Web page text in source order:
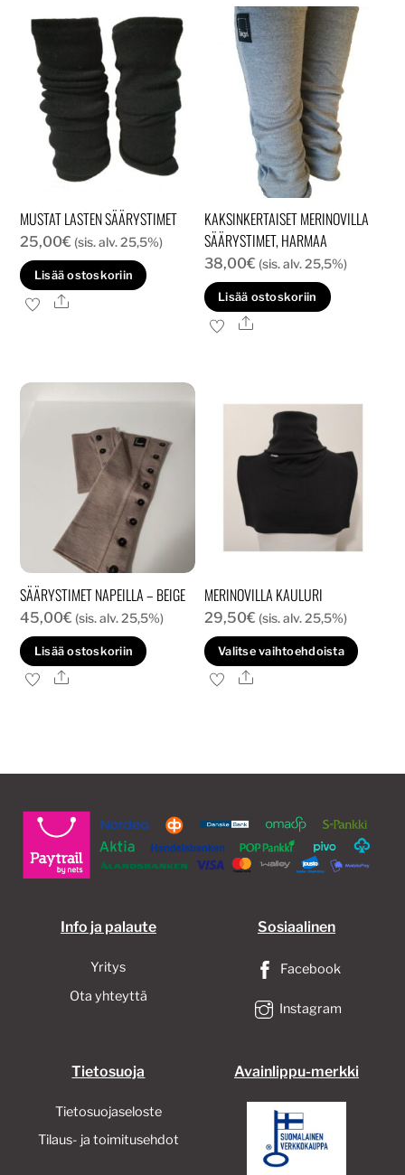
MUSTAT LASTEN SÄÄRYSTIMET
25,00€ (sis. alv. 25,5%)
Lisää ostoskoriin
Ale
KAKSINKERTAISET MERINOVILLA
SÄÄRYSTIMET, HARMAA
38,00€ (sis. alv. 25,5%)
Lisää ostoskoriin
Ale
SÄÄRYSTIMET NAPEILLA – BEIGE
45,00€ (sis. alv. 25,5%)
Lisää ostoskoriin
Ale
MERINOVILLA KAULURI
29,50€ (sis. alv. 25,5%)
Valitse vaihtoehdoista
Voit
Ale
Info ja palaute
Yritys
Ota yhteyttä
Sosiaalinen
Facebook
Instagram
Tietosuoja
Tietosuojaseloste
Tilaus- ja toimitusehdot
Avainlippu-merkki